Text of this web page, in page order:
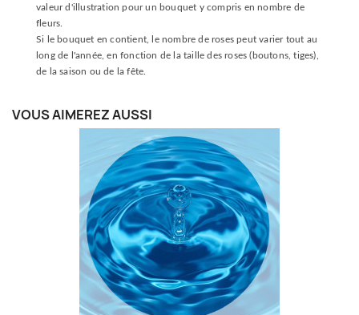
valeur d'illustration pour un bouquet y compris en nombre de
fleurs.
Si le bouquet en contient, le nombre de roses peut varier tout au
long de l'année, en fonction de la taille des roses (boutons, tiges),
de la saison ou de la fête.
VOUS AIMEREZ AUSSI